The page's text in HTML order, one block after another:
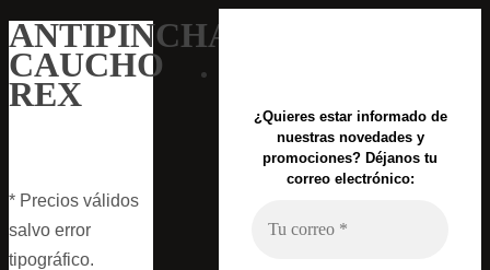
ANTIPINCHAZOS
CAUCHO
REX
* Precios válidos
salvo error
tipográfico.
¿Quieres estar informado de
nuestras novedades y
promociones? Déjanos tu
correo electrónico: